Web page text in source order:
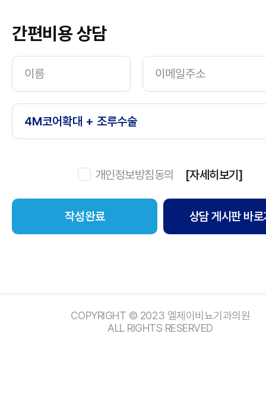
간편비용 상담
개인정보방침동의 [자세히보기]
상담 게시판 바
COPYRIGHT © 2023 엘제이비뇨기과의원
ALL RIGHTS RESERVED